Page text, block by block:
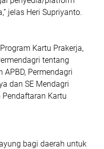
jelas Heri Supriyanto.
Kartu Prakerja,
tentang
APBD, Permendagri
dan SE Mendagri
Kartu
bagi daerah untuk